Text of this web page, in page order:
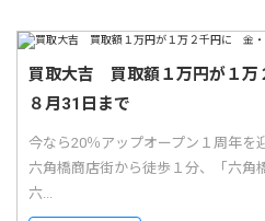
買取大吉 買取額１万円が１
８月31日まで
今なら20％アップオープン１周年を
六角橋商店街から徒歩１分、「六角
六...